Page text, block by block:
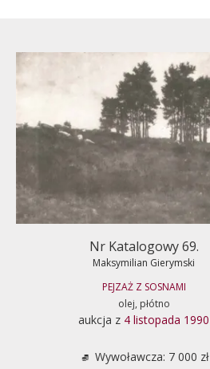
Nr Katalogowy 69.
Maksymilian Gierymski
PEJZAŻ Z SOSNAMI
olej, płótno
aukcja z 4 listopada 1990
Wywoławcza: 7 000 zł